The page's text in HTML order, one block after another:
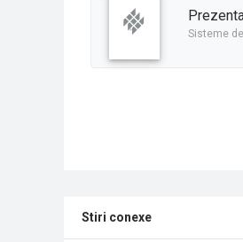
Sisteme
Stiri conexe